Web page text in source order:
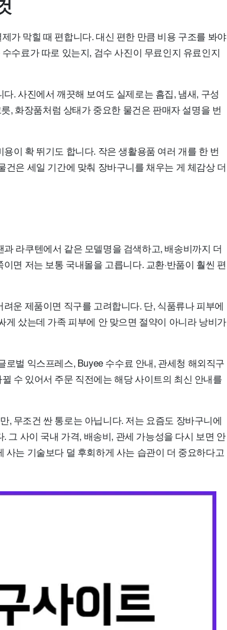
가 막힐 때 편합니다. 대신 편한 만큼 비용 구조를 봐야
수료가 따로 있는지, 검수 사진이 무료인지 유료인지
. 사진에서 깨끗해 보여도 실제로는 흠집, 냄새, 구성
, 화장품처럼 상태가 중요한 물건은 판매자 설명을 번
이 확 뛰기도 합니다. 작은 생활용품 여러 개를 한 번
은 세일 기간에 맞춰 장바구니를 채우는 게 체감상 더
라쿠텐에서 같은 모델명을 검색하고, 배송비까지 더
면 저는 보통 국내몰을 고릅니다. 교환·반품이 훨씬 편
운 제품이면 직구를 고려합니다. 단, 식품류나 피부에
샀는데 가족 피부에 안 맞으면 절약이 아니라 낭비가
벌 익스프레스, Buyee 수수료 안내, 관세청 해외직구
수 있어서 주문 직전에는 해당 사이트의 최신 안내를
, 무조건 싼 통로는 아닙니다. 저는 요즘도 장바구니에
그 사이 국내 가격, 배송비, 관세 가능성을 다시 보면 안
는 기술보다 덜 후회하게 사는 습관이 더 중요하다고